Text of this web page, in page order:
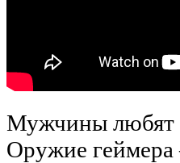
Мужчины любят
Оружие